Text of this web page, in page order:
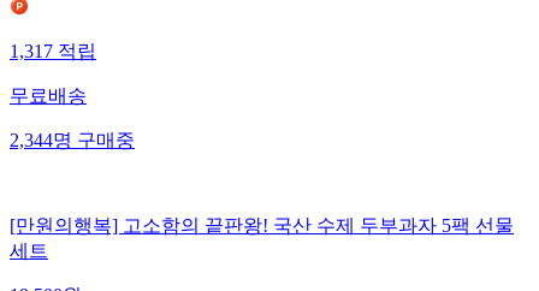
1,317적립
무료배송
2,344명구매중
[만원의행복] 고소함의 끝판왕! 국산 수제 두부과자 5팩 선물
세트